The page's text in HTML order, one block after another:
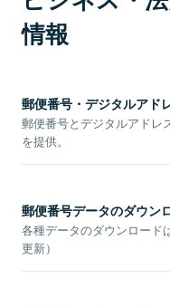
情報
郵便番号・デジタルアド
郵便番号とデジタルアドレ
を提供。
郵便番号データのダウン
各種データのダウンロード
更新）